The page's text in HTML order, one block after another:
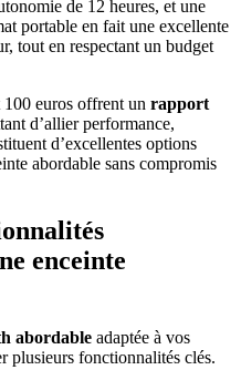
de 12 heures, et une
portable en fait une excellente
tout en respectant un budget
euros offrent un rapport
d’allier performance,
d’excellentes options
abordable sans compromis
enceinte
abordable adaptée à vos
plusieurs fonctionnalités clés.